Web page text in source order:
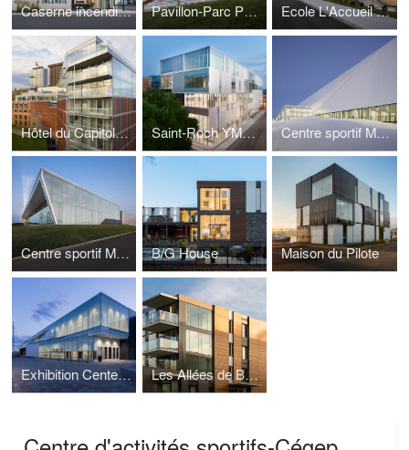
Caserne incendie de St-Apollinaire Pavillon-Parc Pointe de la Martinière Ecole L'Accueil 2.0
Hôtel du Capitole de Québec Saint-Roch YMCA Community Center Centre sportif Marc-Simoneau phase 2 | Soccer
Centre sportif Marc-Simoneau phase 1 | Arena B/G House Maison du Pilote
Exhibition Center of Drummondville Les Allées de Bellevue Phases 1 et 2